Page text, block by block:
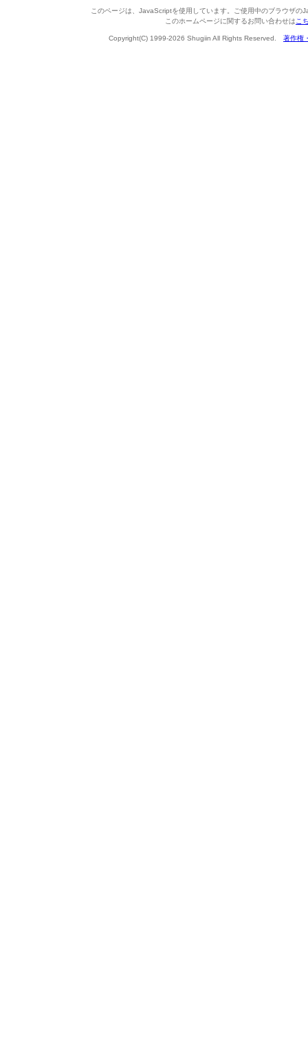
このページは、JavaScriptを使用しています。ご使用中のブラウザの
このホームページに関するお問い合わせは こ
Copyright(C) 1999-2026 Shugiin All Rights Reserved. 著作権